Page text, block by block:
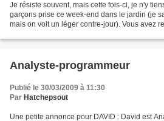
Je résiste souvent, mais cette fois-ci, je n'y
garçons prise ce week-end dans le jardin (je
mais on voit un léger contre-jour). Vous avez
Analyste-programmeur
Publié le 30/03/2009 à 11:30
Par Hatchepsout
Une petite annonce pour DAVID : David est